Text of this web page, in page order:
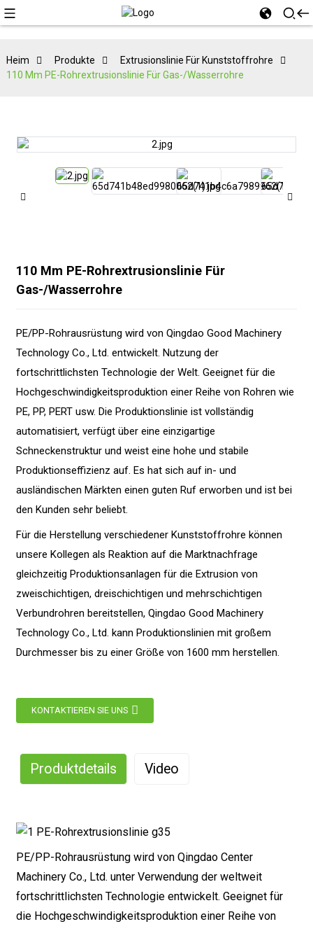
Heim Produkte
Extrusionslinie Für Kunststoffrohre
110 Mm PE-Rohrextrusionslinie Für Gas-/Wasserrohre
110 Mm PE-Rohrextrusionslinie Für
Gas-/Wasserrohre
PE/PP-Rohrausrüstung wird von Qingdao Good Machinery
Technology Co., Ltd. entwickelt. Nutzung der
fortschrittlichsten Technologie der Welt. Geeignet für die
Hochgeschwindigkeitsproduktion einer Reihe von Rohren wie
PE, PP, PERT usw. Die Produktionslinie ist vollständig
automatisiert, verfügt über eine einzigartige
Schneckenstruktur und weist eine hohe und stabile
Produktionseffizienz auf. Es hat sich auf in- und
ausländischen Märkten einen guten Ruf erworben und ist bei
den Kunden sehr beliebt.
Für die Herstellung verschiedener Kunststoffrohre können
unsere Kollegen als Reaktion auf die Marktnachfrage
gleichzeitig Produktionsanlagen für die Extrusion von
zweischichtigen, dreischichtigen und mehrschichtigen
Verbundrohren bereitstellen, Qingdao Good Machinery
Technology Co., Ltd. kann Produktionslinien mit großem
Durchmesser bis zu einer Größe von 1600 mm herstellen.
KONTAKTIEREN SIE UNS
Produktdetails Video
PE/PP-Rohrausrüstung wird von Qingdao Center
Machinery Co., Ltd. unter Verwendung der weltweit
fortschrittlichsten Technologie entwickelt. Geeignet für
die Hochgeschwindigkeitsproduktion einer Reihe von